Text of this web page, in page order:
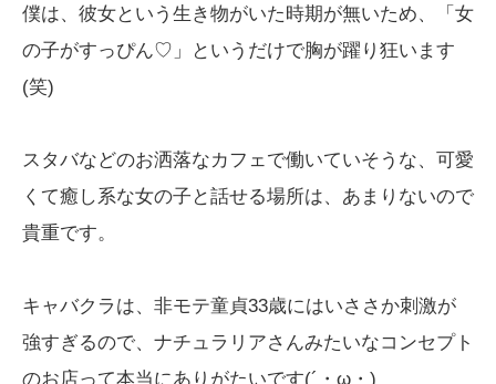
僕は、彼女という生き物がいた時期が無いため、「女
の子がすっぴん♡」というだけで胸が躍り狂います
(笑)
スタバなどのお洒落なカフェで働いていそうな、可愛
くて癒し系な女の子と話せる場所は、あまりないので
貴重です。
キャバクラは、非モテ童貞33歳にはいささか刺激が
強すぎるので、ナチュラリアさんみたいなコンセプト
のお店って本当にありがたいです(´・ω・)